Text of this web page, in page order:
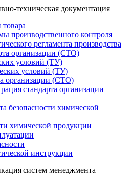
техническая документация
товара
производственного контроля
регламента производства
организации (СТО)
условий (ТУ)
условий (ТУ)
организации (СТО)
стандарта организации
безопасности химической
химической продукции
инструкции
систем менеджмента